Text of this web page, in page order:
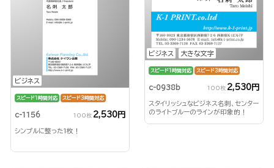
ビジネス
スピード1時間対応 スピード3時間対応
c-1156 100枚 2,530円
シンプルに整った1枚！
ビジネス 大きな文字
スピード1時間対応 スピード3時間対応
c-0938b 100枚 2,530円
スタイリッシュなビジネス名刺、センター
のライトブルーのラインが印象的！